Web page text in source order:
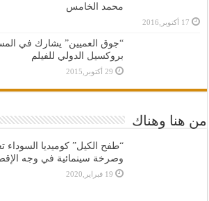
محمد الخامس
17 أكتوبر,2016
“جوق العميين” يشارك في
بروكسيل الدولي للفيلم
29 أكتوبر,2015
من هنا وهناك
“طفح الكيل” كوميديا
وصرخة سينمائية في وجه
19 فبراير,2020